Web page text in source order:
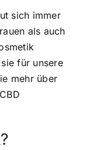
sich immer
als auch
für unsere
mehr über